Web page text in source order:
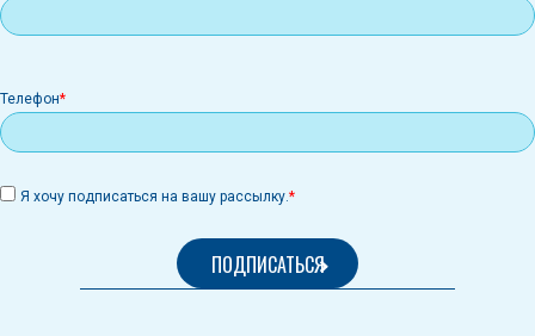
Телефон
Я хочу подписаться на вашу рассылку.